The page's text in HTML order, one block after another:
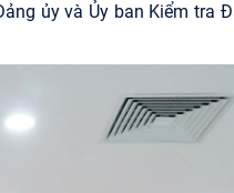
ủy và Ủy ban Kiểm tra